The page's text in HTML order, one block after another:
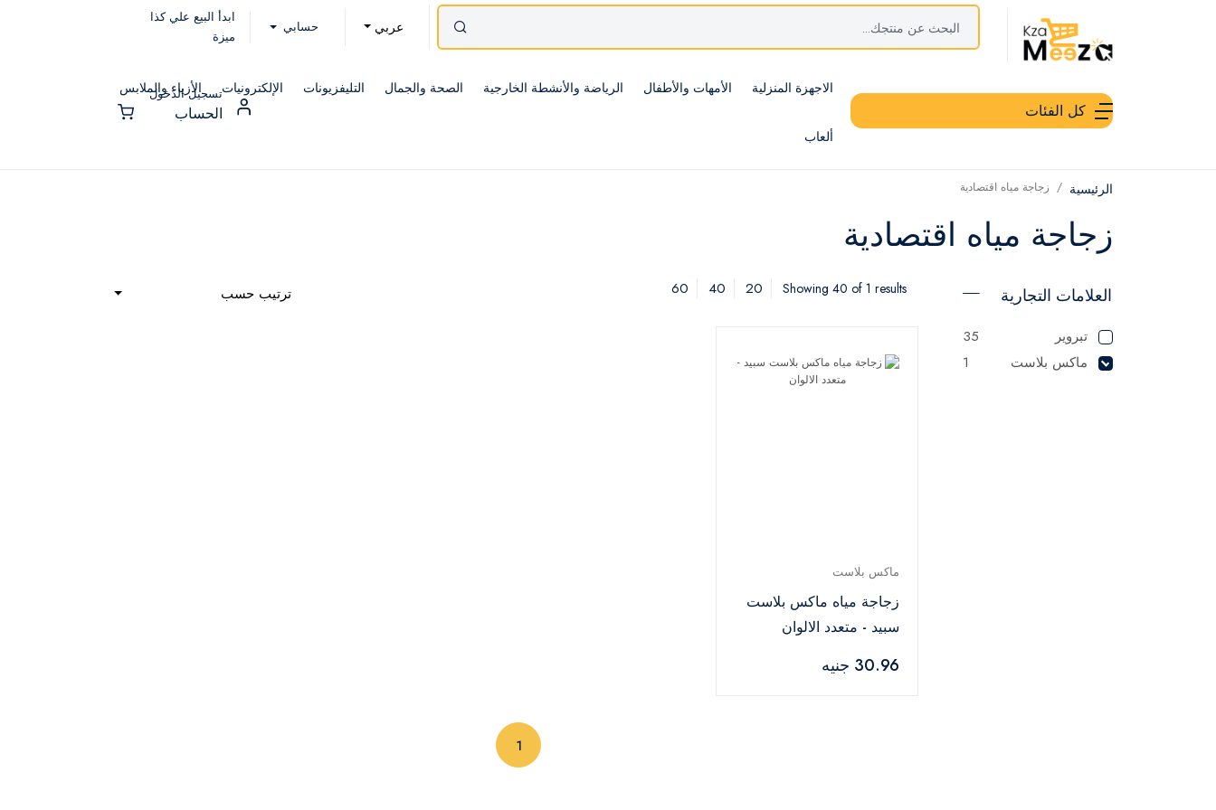
عربي حسابي
ابدأ البيع علي كذا
ميزة
كل الفئات
الاجهزة المنزلية الأمهات والأطفال الرياضة والأنشطة الخارجية الصحة والجمال التليفزيونات الإلكترونيات الأزياء والملابس
ألعاب
تسجيل الدخول
الحساب
الرئيسية زجاجة مياه اقتصادية
زجاجة مياه اقتصادية
العلامات التجارية
تبروير
35
ماكس بلاست
1
Showing 40 of 1 results
20
40
60 ترتيب حسب
ماكس بلاست
زجاجة مياه ماكس بلاست
سبيد - متعدد الالوان
30.96 جنيه
1